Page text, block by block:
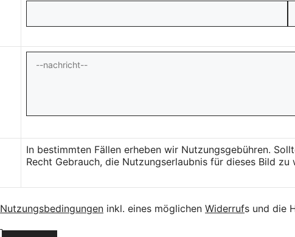
In bestimmten Fällen erheben wir Nutzungsgebühren.
Recht Gebrauch, die Nutzungserlaubnis für dieses Bild zu
Nutzungsbedingungen inkl. eines möglichen Widerrufs und die